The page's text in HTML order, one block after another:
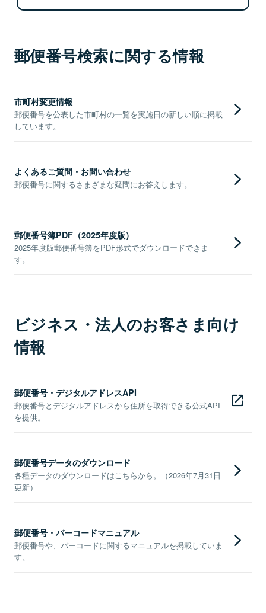
郵便番号検索に関する情報
市町村変更情報
郵便番号を公表した市町村の一覧を実施日の新しい順に掲載
しています。
よくあるご質問・お問い合わせ
郵便番号に関するさまざまな疑問にお答えします。
郵便番号簿PDF（2025年度版）
2025年度版郵便番号簿をPDF形式でダウンロードできま
す。
ビジネス・法人のお客さま向け
情報
郵便番号・デジタルアドレスAPI
郵便番号とデジタルアドレスから住所を取得できる公式API
を提供。
郵便番号データのダウンロード
各種データのダウンロードはこちらから。（2026年7月31日
更新）
郵便番号・バーコードマニュアル
郵便番号や、バーコードに関するマニュアルを掲載していま
す。